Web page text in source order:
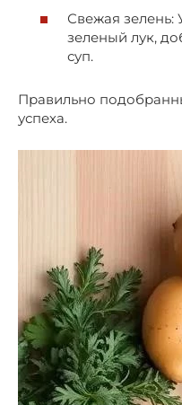
Свежая зелень:
зеленый лук,
суп.
Правильно
успеха.